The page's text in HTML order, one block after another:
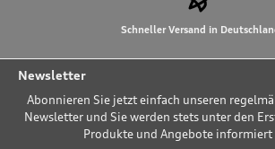
Schneller Versand in
Newsletter
Abonnieren Sie jetzt einfach unseren
Newsletter und Sie werden stets unter den
Produkte und Angebote informiert